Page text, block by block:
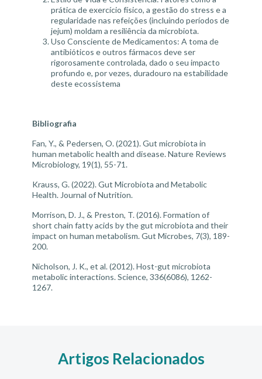
prática de exercício físico, a gestão do stress e a
regularidade nas refeições (incluindo períodos de
jejum) moldam a resiliência da microbiota.
Uso Consciente de Medicamentos: A toma de
antibióticos e outros fármacos deve ser
rigorosamente controlada, dado o seu impacto
profundo e, por vezes, duradouro na estabilidade
deste ecossistema
Bibliografia
Fan, Y., & Pedersen, O. (2021).Gut microbiota in
human metabolic health and disease. Nature Reviews
Microbiology, 19(1), 55-71.
Krauss, G. (2022).Gut Microbiota and Metabolic
Health. Journal of Nutrition.
Morrison, D. J., & Preston, T. (2016).Formation of
short chain fatty acids by the gut microbiota and their
impact on human metabolism. Gut Microbes, 7(3), 189-
200.
Nicholson, J. K., et al. (2012).Host-gut microbiota
metabolic interactions. Science, 336(6086), 1262-
1267.
Artigos Relacionados